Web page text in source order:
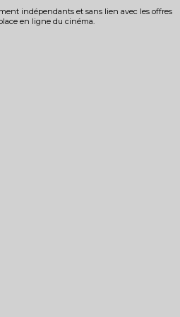
indépendants et sans lien avec les offres
en ligne du cinéma.